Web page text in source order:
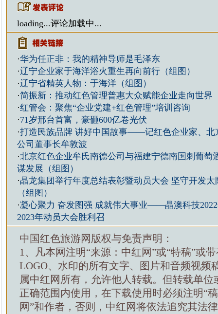
loading...评论加载中...
·华为任正非：我的精神导师是毛泽东
·辽宁企业家于海洋浴火重生再向前行（组图）
·辽宁省精英人物：于海洋（组图）
·简振新：推动红色管理普惠大众赋能企业走向世界
·红管会：聚焦“企业党建+红色管理”培训咨询
·71岁邢台首富，豪砸600亿卷光伏
·打造民族品牌 讲好中国故事——记红色企业家、北
公司董事长牟敦波
·北京红色企业牟氏南德公司与福建宁德南国刺葡萄
谋发展（组图）
·晶龙集团举行年度总结表彰暨动员大会 坚守开发
（组图）
·凝心聚力 奋发图强 成就伟大事业——晶澳科技
2023年动员大会胜利召
中国红色旅游网版权与免责声明：
1、凡本网注明“来源：中红网”或“特稿”或
LOGO、水印的所有文字、图片和音频视频
属中红网所有，允许他人转载。但转载单位
正确范围内使用，在下载使用时必须注明“
网”和作者，否则，中红网将依法追究其法